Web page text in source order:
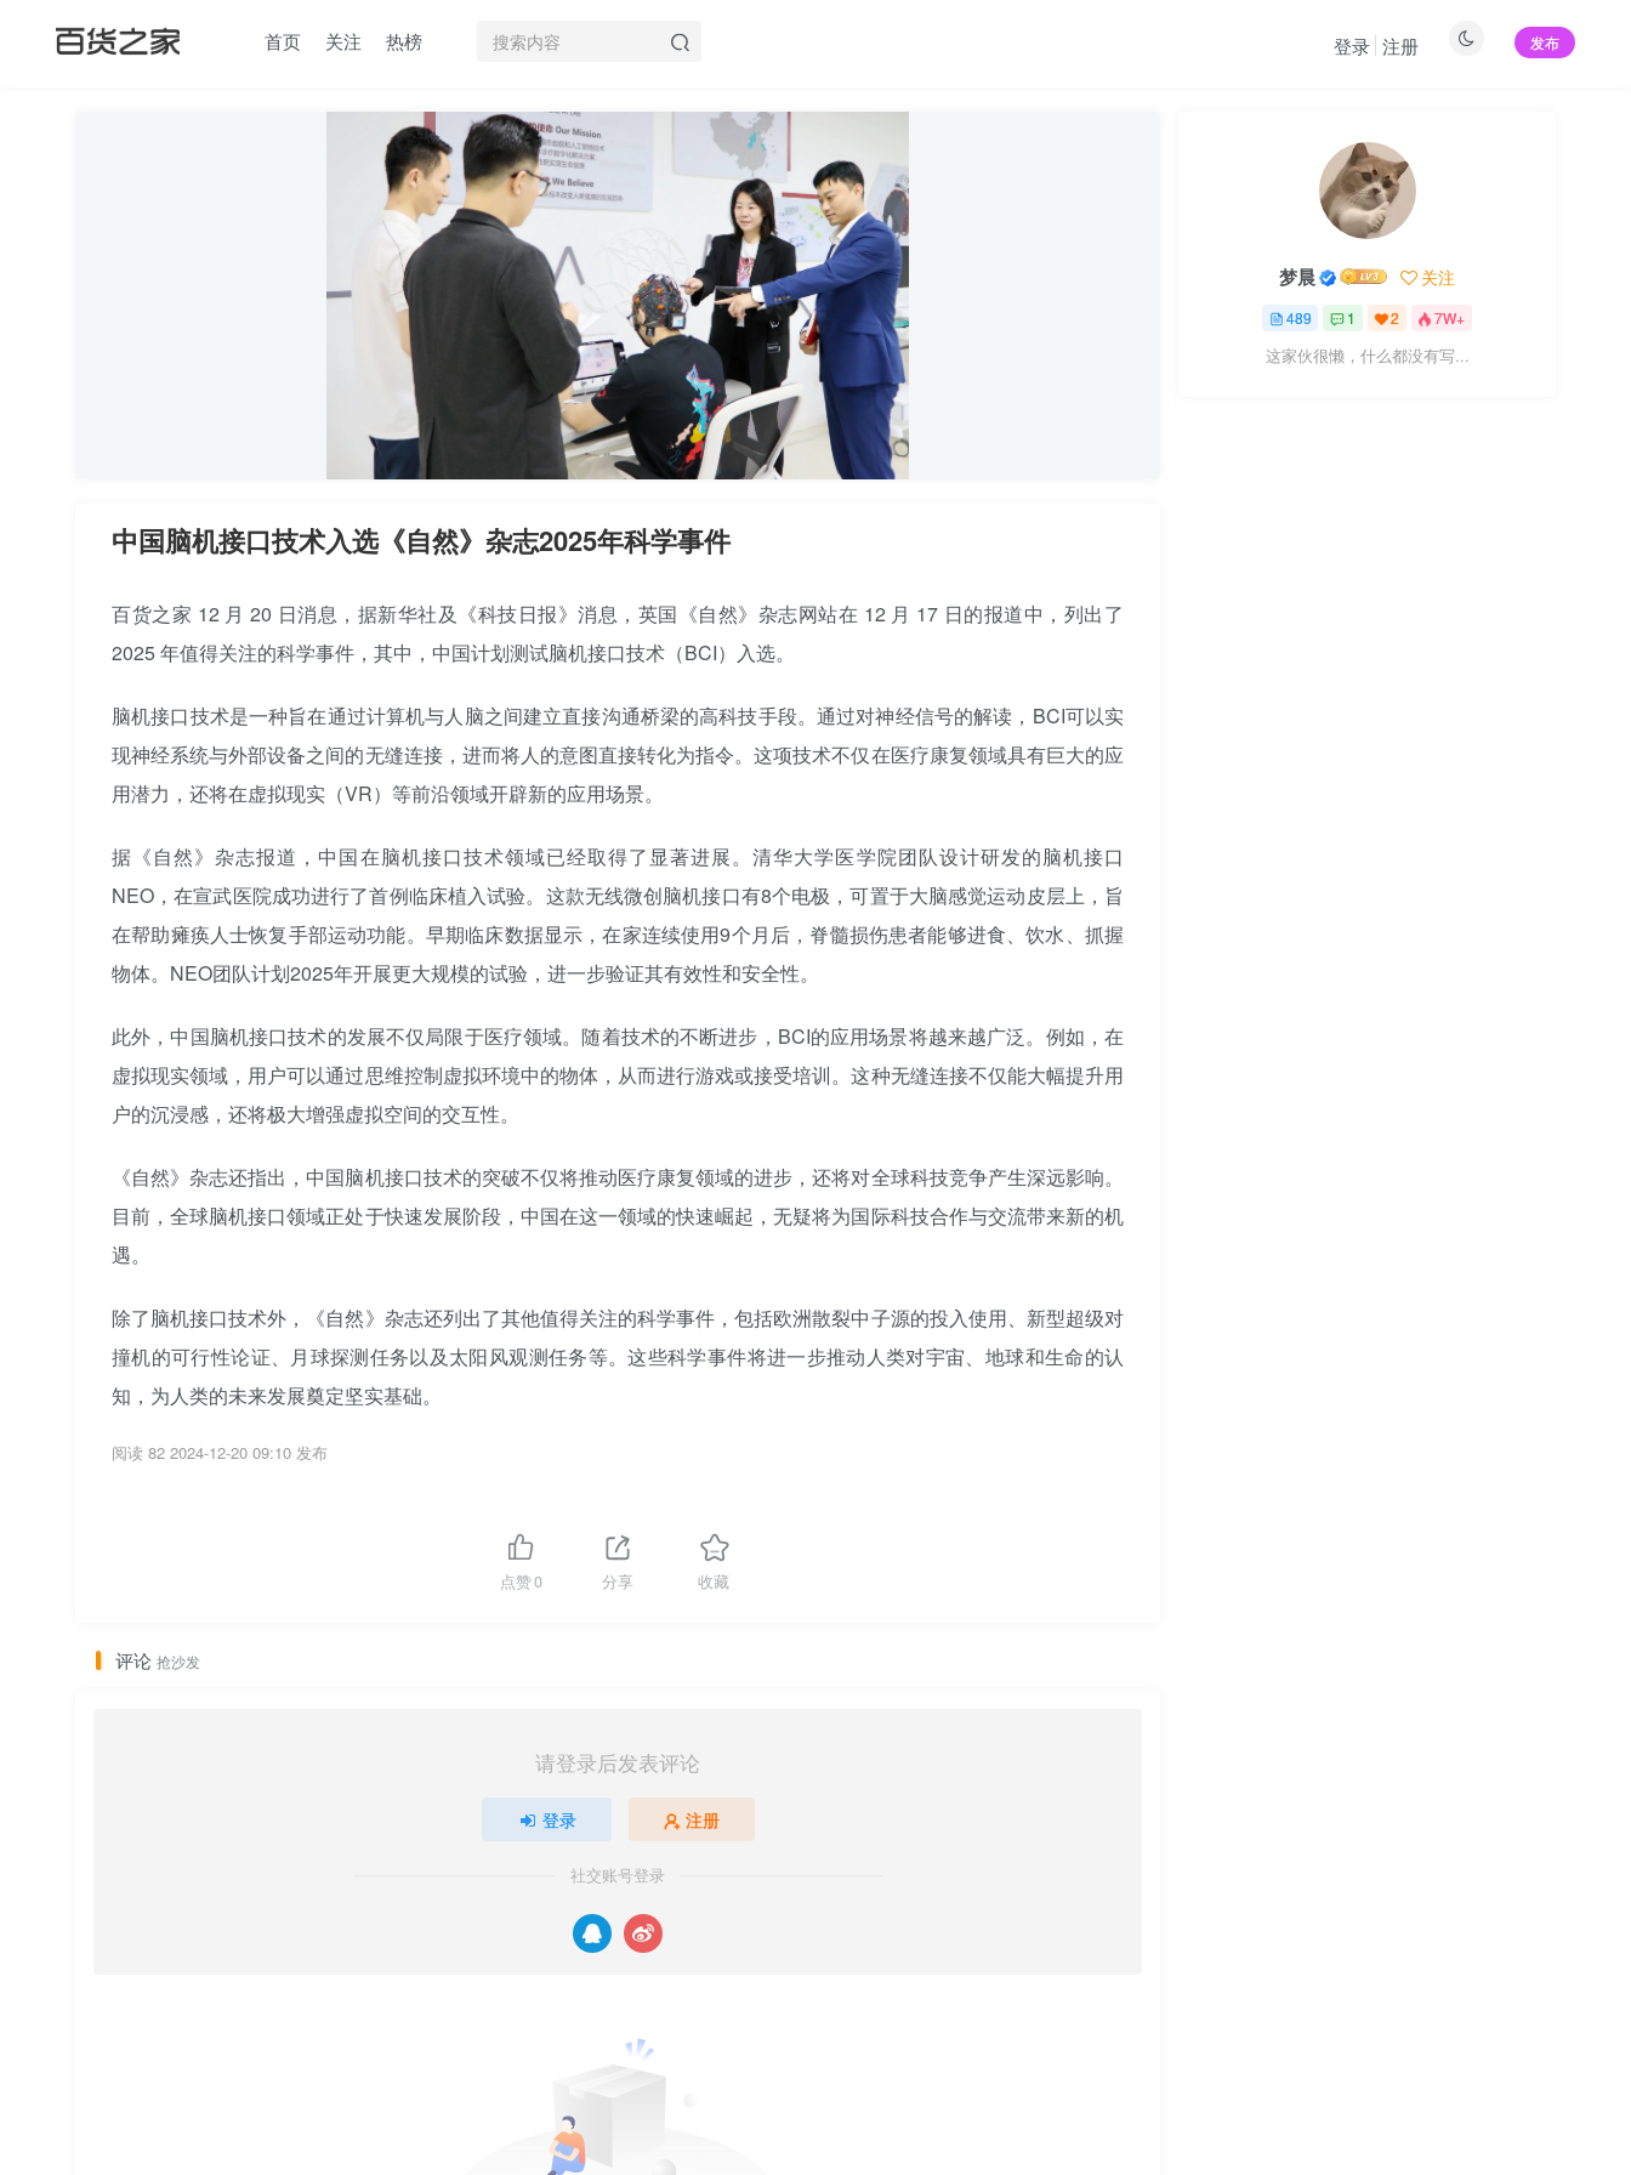
首页 关注 热榜 发布
登录 注册
‌中国脑机接口技术入选《自然》杂志2025年科学事件‌
百货之家 12 月 20 日消息，据新华社及《科技日报》消息，英国《自然》杂志网站在 12 月 17 日的报道中，列出了
2025 年值得关注的科学事件，其中，中国计划测试脑机接口技术（BCI）入选。
脑机接口技术是一种旨在通过计算机与人脑之间建立直接沟通桥梁的高科技手段。通过对神经信号的解读，BCI可以实
现神经系统与外部设备之间的无缝连接，进而将人的意图直接转化为指令。这项技术不仅在医疗康复领域具有巨大的应
用潜力，还将在虚拟现实（VR）等前沿领域开辟新的应用场景。
据《自然》杂志报道，中国在脑机接口技术领域已经取得了显著进展。清华大学医学院团队设计研发的脑机接口
NEO，在宣武医院成功进行了首例临床植入试验。这款无线微创脑机接口有8个电极，可置于大脑感觉运动皮层上，旨
在帮助瘫痪人士恢复手部运动功能。早期临床数据显示，在家连续使用9个月后，脊髓损伤患者能够进食、饮水、抓握
物体。NEO团队计划2025年开展更大规模的试验，进一步验证其有效性和安全性。
此外，中国脑机接口技术的发展不仅局限于医疗领域。随着技术的不断进步，BCI的应用场景将越来越广泛。例如，在
虚拟现实领域，用户可以通过思维控制虚拟环境中的物体，从而进行游戏或接受培训。这种无缝连接不仅能大幅提升用
户的沉浸感，还将极大增强虚拟空间的交互性。
《自然》杂志还指出，中国脑机接口技术的突破不仅将推动医疗康复领域的进步，还将对全球科技竞争产生深远影响。
目前，全球脑机接口领域正处于快速发展阶段，中国在这一领域的快速崛起，无疑将为国际科技合作与交流带来新的机
遇。
除了脑机接口技术外，《自然》杂志还列出了其他值得关注的科学事件，包括欧洲散裂中子源的投入使用、新型超级对
撞机的可行性论证、月球探测任务以及太阳风观测任务等。这些科学事件将进一步推动人类对宇宙、地球和生命的认
知，为人类的未来发展奠定坚实基础。
阅读 82 2024-12-20 09:10 发布
点赞0 分享 收藏
评论 抢沙发
请登录后发表评论
登录 注册
社交账号登录
梦晨 关注
489 1 2 7W+
这家伙很懒，什么都没有写...